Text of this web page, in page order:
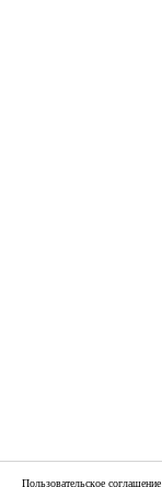
Пользовательское соглашение